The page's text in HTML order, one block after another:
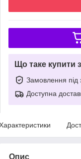
Що таке купити
Замовлення під
Доступна
Опис